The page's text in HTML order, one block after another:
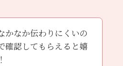
かなか伝わりにくいの
確認してもらえると嬉